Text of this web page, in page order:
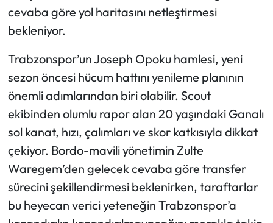
cevaba göre yol haritasını netleştirmesi
bekleniyor.
Trabzonspor’un Joseph Opoku hamlesi, yeni
sezon öncesi hücum hattını yenileme planının
önemli adımlarından biri olabilir. Scout
ekibinden olumlu rapor alan 20 yaşındaki Ganalı
sol kanat, hızı, çalımları ve skor katkısıyla dikkat
çekiyor. Bordo-mavili yönetimin Zulte
Waregem’den gelecek cevaba göre transfer
sürecini şekillendirmesi beklenirken, taraftarlar
bu heyecan verici yeteneğin Trabzonspor’a